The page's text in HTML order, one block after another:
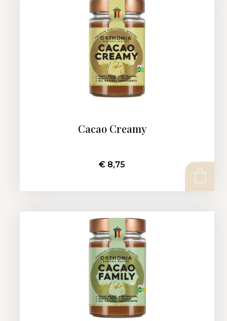
Cacao Creamy
€ 8,75